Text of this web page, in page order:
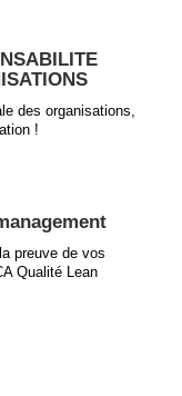
des organisations,
!
preuve de vos
Qualité Lean